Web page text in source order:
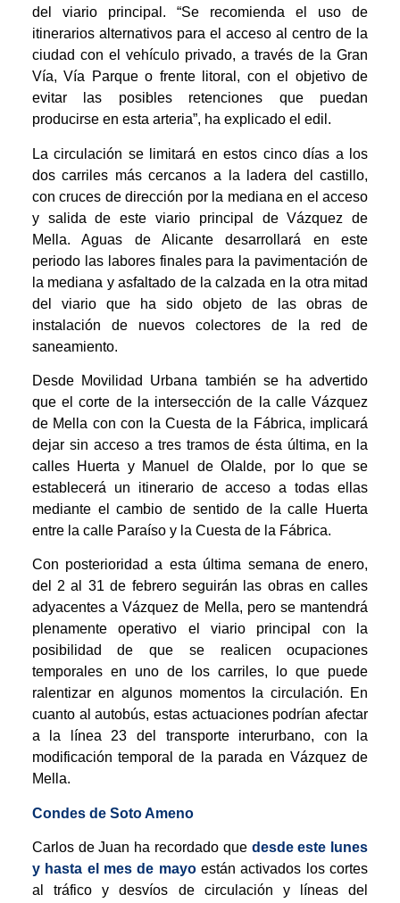
del viario principal. “Se recomienda el uso de
itinerarios alternativos para el acceso al centro de la
ciudad con el vehículo privado, a través de la Gran
Vía, Vía Parque o frente litoral, con el objetivo de
evitar las posibles retenciones que puedan
producirse en esta arteria”, ha explicado el edil.
La circulación se limitará en estos cinco días a los
dos carriles más cercanos a la ladera del castillo,
con cruces de dirección por la mediana en el acceso
y salida de este viario principal de Vázquez de
Mella. Aguas de Alicante desarrollará en este
periodo las labores finales para la pavimentación de
la mediana y asfaltado de la calzada en la otra mitad
del viario que ha sido objeto de las obras de
instalación de nuevos colectores de la red de
saneamiento.
Desde Movilidad Urbana también se ha advertido
que el corte de la intersección de la calle Vázquez
de Mella con con la Cuesta de la Fábrica, implicará
dejar sin acceso a tres tramos de ésta última, en la
calles Huerta y Manuel de Olalde, por lo que se
establecerá un itinerario de acceso a todas ellas
mediante el cambio de sentido de la calle Huerta
entre la calle Paraíso y la Cuesta de la Fábrica.
Con posterioridad a esta última semana de enero,
del 2 al 31 de febrero seguirán las obras en calles
adyacentes a Vázquez de Mella, pero se mantendrá
plenamente operativo el viario principal con la
posibilidad de que se realicen ocupaciones
temporales en uno de los carriles, lo que puede
ralentizar en algunos momentos la circulación. En
cuanto al autobús, estas actuaciones podrían afectar
a la línea 23 del transporte interurbano, con la
modificación temporal de la parada en Vázquez de
Mella.
Condes de Soto Ameno
Carlos de Juan ha recordado que desde este lunes
y hasta el mes de mayoestán activados los cortes
al tráfico y desvíos de circulación y líneas del